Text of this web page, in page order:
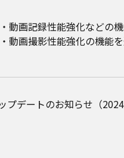
動画記録性能強化などの
動画撮影性能強化の機能
プデートのお知らせ（2024